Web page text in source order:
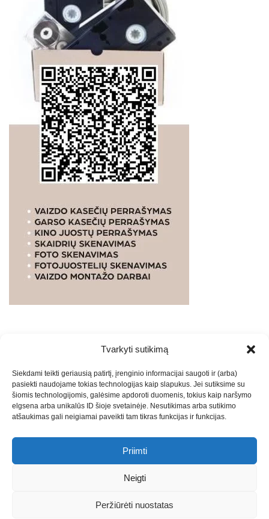
Tvarkyti sutikimą
Siekdami teikti geriausią patirtį, įrenginio informacijai saugoti ir (arba)
pasiekti naudojame tokias technologijas kaip slapukus. Jei sutiksime su
šiomis technologijomis, galėsime apdoroti duomenis, tokius kaip naršymo
elgsena arba unikalūs ID šioje svetainėje. Nesutikimas arba sutikimo
atšaukimas gali neigiamai paveikti tam tikras funkcijas ir funkcijas.
Priimti
Neigti
Peržiūrėti nuostatas
PASLAUGOS. SEO tekstų rašymas, turinio kūrimas,
straipsnių rašymas ir talpinimas į mūsų valdomas
svetaines.2026Armijai.LTTheme: Express News ByAdore
Themes.
Marketingo agentūra -Teisinės
-Saulius Narbutas
Regionų naujienos-